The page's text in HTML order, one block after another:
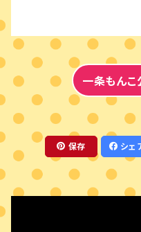
一条もん
保存 シェ